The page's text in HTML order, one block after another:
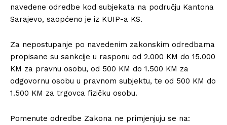
navedene odredbe kod subjekata na području Kantona
Sarajevo, saopćeno je iz KUIP-a KS.
Za nepostupanje po navedenim zakonskim odredbama
propisane su sankcije u rasponu od 2.000 KM do 15.000
KM za pravnu osobu, od 500 KM do 1.500 KM za
odgovornu osobu u pravnom subjektu, te od 500 KM do
1.500 KM za trgovca fizičku osobu.
Pomenute odredbe Zakona ne primjenjuju se na: